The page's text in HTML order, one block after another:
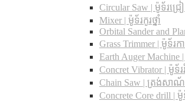
Circular Saw​ | ម៉ូទ័រជ្រ
Mixer | ម៉ូទ័រកូរថ្នាំ
Orbital Sander and
Grass Trimmer | ម៉ូទ័រក
Earth Auger Machine
Concret Vibrator | ម៉ូទ័
Chain Saw | ត្រង់សាណ័
Concrete Core drill |